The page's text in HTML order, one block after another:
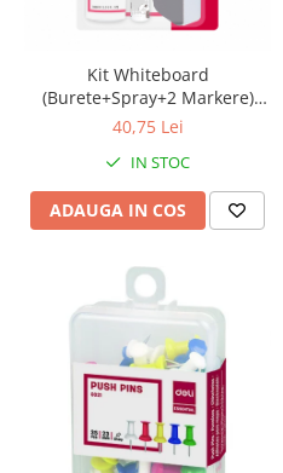
Kit Whiteboard
(Burete+Spray+2 Markere)
Deli
40,75 Lei
IN STOC
ADAUGA IN COS